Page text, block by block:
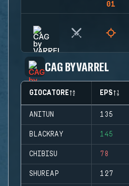
01
CAG BY VARREL
GIOCATORE EPS
ANITUN 135
BLACKRAY 145
CHIBISU 78
SHUREAP 127